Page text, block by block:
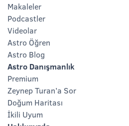
Makaleler
Podcastler
Videolar
Astro Öğren
Astro Blog
Astro Danışmanlık
Premium
Zeynep Turan’a Sor
Doğum Haritası
İkili Uyum